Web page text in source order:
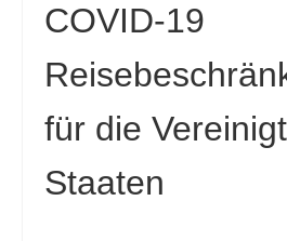
COVID-19
für die
Staaten